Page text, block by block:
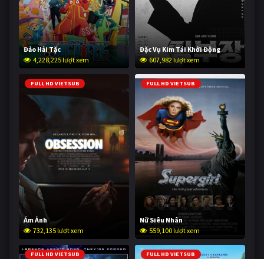
Đảo Hải Tặc
4,228,225 lượt xem
Đặc Vụ Kim Tái Khởi Động
607,982 lượt xem
FULL HD VIETSUB
Ám Ảnh
732,135 lượt xem
FULL HD VIETSUB
Nữ Siêu Nhân
559,100 lượt xem
FULL HD VIETSUB FULL HD VIETSUB